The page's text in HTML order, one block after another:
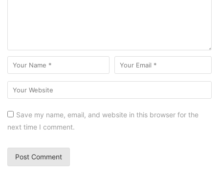
Save my name, email, and website in this browser for the
next time I comment.